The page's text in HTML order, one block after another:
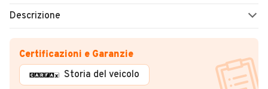
Descrizione
Certificazioni e Garanzie
Storia del veicolo